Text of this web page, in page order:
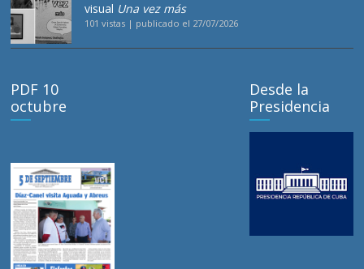
visual Una vez más
101 vistas | publicado el 27/07/2026
PDF 10
octubre
Desde la
Presidencia